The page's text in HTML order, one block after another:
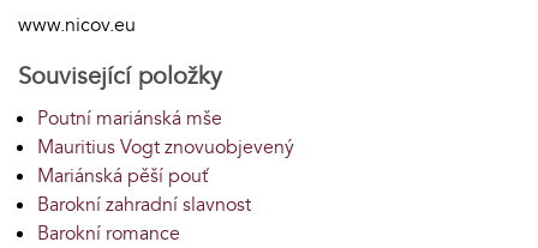
www.nicov.eu
Související položky
Poutní mariánská mše
Mauritius Vogt znovuobjevený
Mariánská pěší pouť
Barokní zahradní slavnost
Barokní romance